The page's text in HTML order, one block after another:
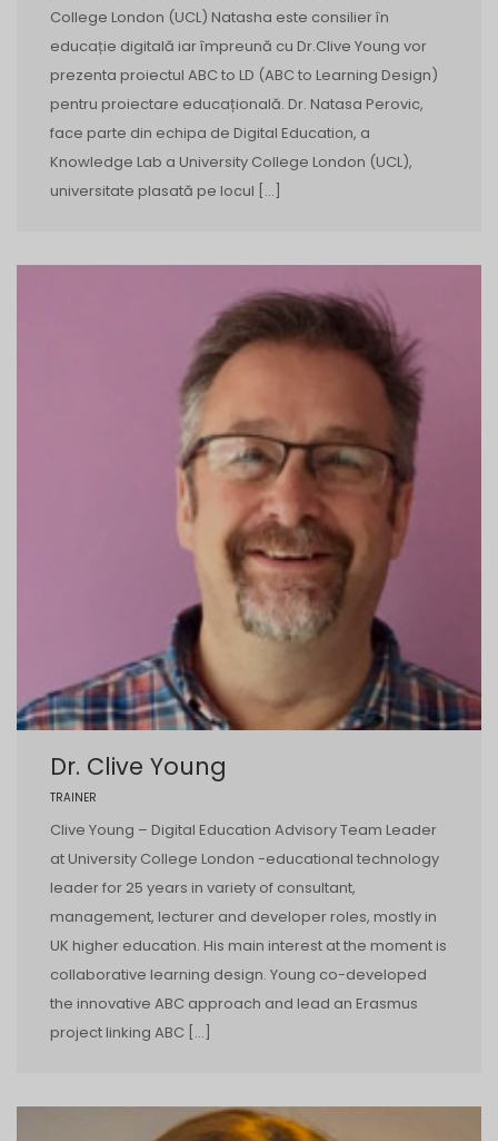
College London (UCL) Natasha este consilier în
educație digitală iar împreună cu Dr.Clive Young vor
prezenta proiectul ABC to LD (ABC to Learning Design)
pentru proiectare educațională. Dr. Natasa Perovic,
face parte din echipa de Digital Education, a
Knowledge Lab a University College London (UCL),
universitate plasată pe locul […]
Dr. Clive Young
TRAINER
Clive Young – Digital Education Advisory Team Leader
at University College London -educational technology
leader for 25 years in variety of consultant,
management, lecturer and developer roles, mostly in
UK higher education. His main interest at the moment is
collaborative learning design. Young co-developed
the innovative ABC approach and lead an Erasmus
project linking ABC […]